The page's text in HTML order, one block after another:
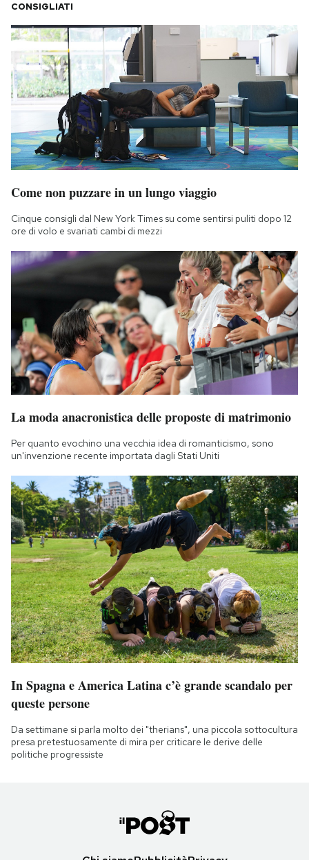
CONSIGLIATI
Come non puzzare in un lungo viaggio
Cinque consigli dal New York Times su come sentirsi puliti dopo 12
ore di volo e svariati cambi di mezzi
La moda anacronistica delle proposte di matrimonio
Per quanto evochino una vecchia idea di romanticismo, sono
un'invenzione recente importata dagli Stati Uniti
In Spagna e America Latina c’è grande scandalo per
queste persone
Da settimane si parla molto dei "therians", una piccola sottocultura
presa pretestuosamente di mira per criticare le derive delle
politiche progressiste